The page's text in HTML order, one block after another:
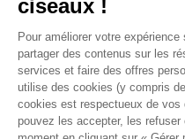
8 Bureau